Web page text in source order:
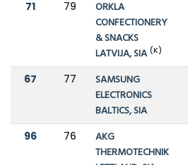
71 79
ORKLA
CONFECTIONERY
& SNACKS
LATVIJA, SIA (K)
67 77
SAMSUNG
ELECTRONICS
BALTICS, SIA
96 76
AKG
THERMOTECHNIK